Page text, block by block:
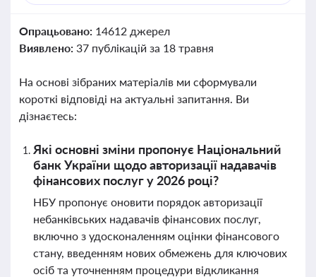
Опрацьовано: 14612 джерел
Виявлено: 37 публікацій за 18 травня
На основі зібраних матеріалів ми сформували
короткі відповіді на актуальні запитання. Ви
дізнаєтесь:
Які основні зміни пропонує Національний
банк України щодо авторизації надавачів
фінансових послуг у 2026 році?
НБУ пропонує оновити порядок авторизації
небанківських надавачів фінансових послуг,
включно з удосконаленням оцінки фінансового
стану, введенням нових обмежень для ключових
осіб та уточненням процедури відкликання